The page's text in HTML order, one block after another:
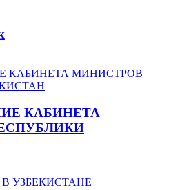
КАБИНЕТА